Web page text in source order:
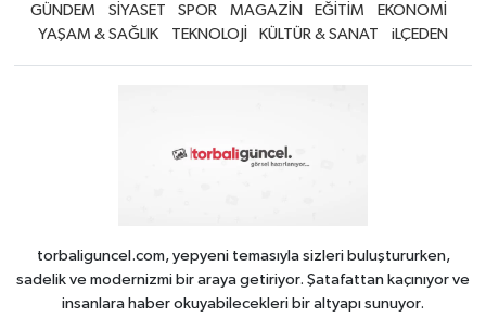
GÜNDEM SİYASET SPOR MAGAZİN EĞİTİM
EKONOMİ
YAŞAM & SAĞLIK
TEKNOLOJİ KÜLTÜR & SANAT iLÇEDEN
torbaliguncel.com, yepyeni temasıyla sizleri buluştururken,
sadelik ve modernizmi bir araya getiriyor. Şatafattan kaçınıyor ve
insanlara haber okuyabilecekleri bir altyapı sunuyor.